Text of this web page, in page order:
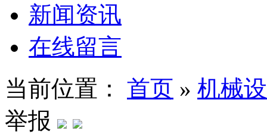
新闻资讯
在线留言
当前位置： 首页 » 机械
举报